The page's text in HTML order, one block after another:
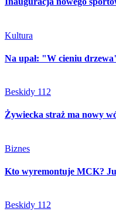
Kultura
Na upał: "W cieniu
Beskidy 112
Żywiecka straż ma nowy
Biznes
Kto wyremontuje MCK?
Beskidy 112